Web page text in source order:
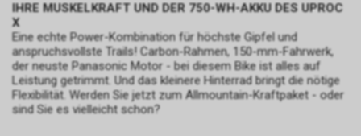
IHRE MUSKELKRAFT UND DER 750-WH-AKKU DES UPROC
X
Eine echte Power-Kombination für höchste Gipfel und
anspruchsvollste Trails! Carbon-Rahmen, 150-mm-Fahrwerk,
der neuste Panasonic Motor - bei diesem Bike ist alles auf
Leistung getrimmt. Und das kleinere Hinterrad bringt die nötige
Flexibilität. Werden Sie jetzt zum Allmountain-Kraftpaket - oder
sind Sie es vielleicht schon?